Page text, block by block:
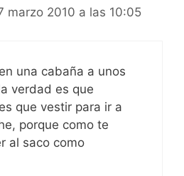
marzo 2010 a las 10:05
una cabaña a unos
verdad es que
que vestir para ir a
porque como te
al saco como